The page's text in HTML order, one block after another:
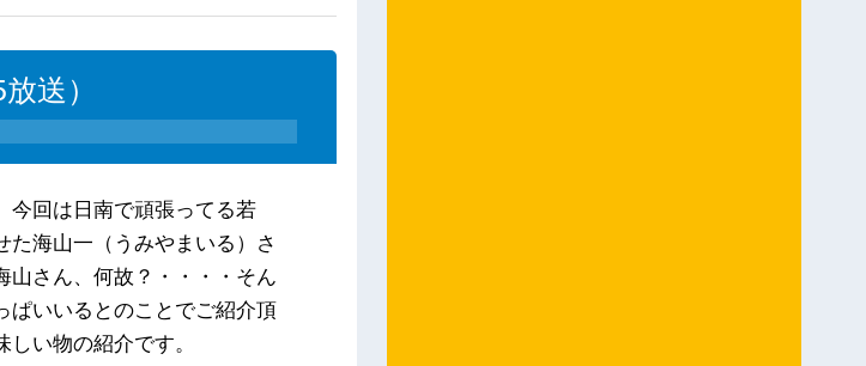
送）
今回は日南で頑張ってる若
海山一（うみやまいる）さ
山さん、何故？・・・・そん
ぱいいるとのことでご紹介頂
い物の紹介です。